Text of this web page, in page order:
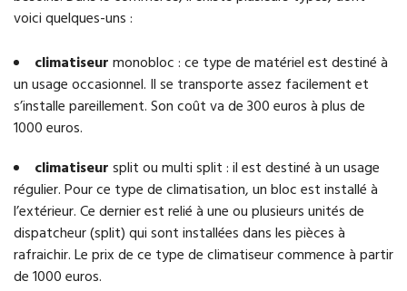
voici quelques-uns :
climatiseurmonobloc : ce type de matériel est destiné à
un usage occasionnel. Il se transporte assez facilement et
s’installe pareillement. Son coût va de 300 euros à plus de
1000 euros.
climatiseursplit ou multi split : il est destiné à un usage
régulier. Pour ce type de climatisation, un bloc est installé à
l’extérieur. Ce dernier est relié à une ou plusieurs unités de
dispatcheur (split) qui sont installées dans les pièces à
rafraichir. Le prix de ce type de climatiseur commence à partir
de 1000 euros.